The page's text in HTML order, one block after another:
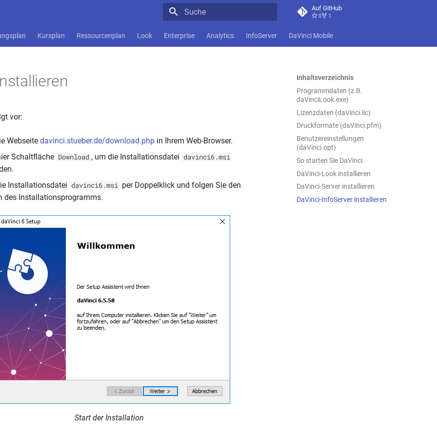
Auf GitHub
0 1
Kursplan Ressourcenplan Look Enterprise Analytics InfoServer DaVinci Mobile
Inhaltsverzeichnis
Programmdaten (z.B.
daVinciLook.exe)
Lizenzdaten (daVinci.lic)
Druckformate (daVinci.pfm)
Benutzereinstellungen
(daVinci.opt)
So starten Sie DaVinci
DaVinci-Look installieren
DaVinci-Server installieren
DaVinci-InfoServer installieren
vor:
Webseite davinci.stueber.de/download.php in Ihrem Web-Browser.
Schaltfläche Download , um die Installationsdatei davinci6.msi
Installationsdatei davinci6.msi per Doppelklick und folgen Sie den
des Installationsprogramms.
Start der Installation